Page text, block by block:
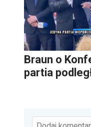
Braun o
partia